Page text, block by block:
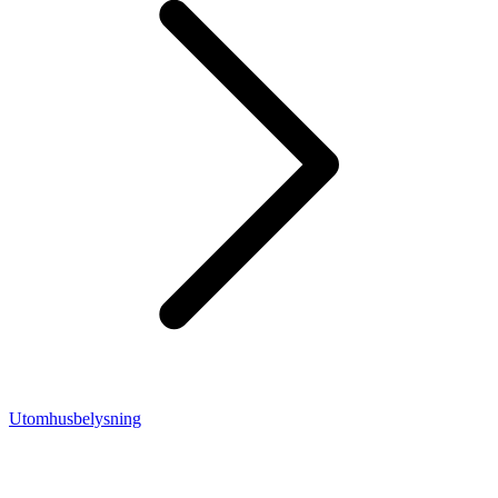
Utomhusbelysning